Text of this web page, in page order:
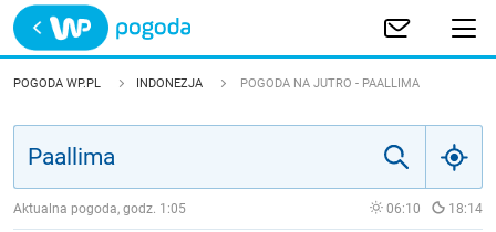
Trwa ładowanie
POLSKA
POGODA WP.PL INDONEZJA POGODA NA JUTRO - PAALLIMA
Aktualna pogoda, godz. 1:05 06:10 18:14